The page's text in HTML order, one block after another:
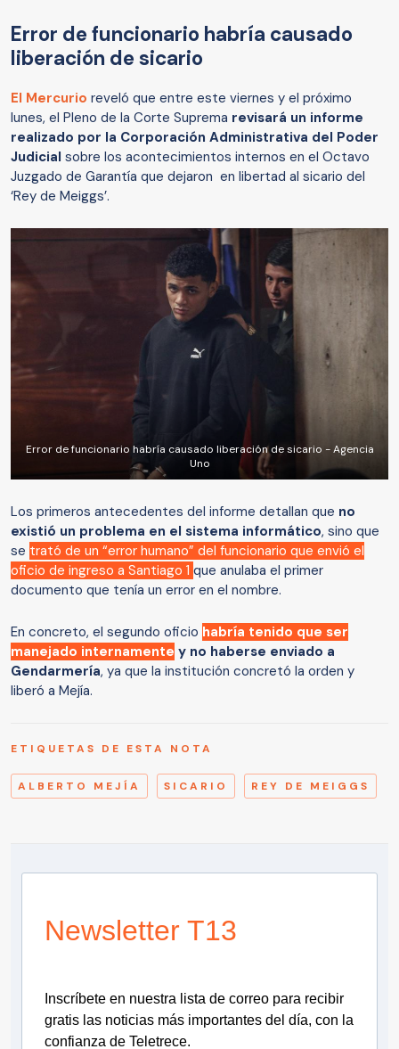
Error de funcionario habría causado
liberación de sicario
El Mercurio reveló que entre este viernes y el próximo
lunes, el Pleno de la Corte Suprema revisará un informe
realizado por la Corporación Administrativa del Poder
Judicial sobre los acontecimientos internos en el Octavo
Juzgado de Garantía que dejaron en libertad al sicario del
‘Rey de Meiggs’.
Error de funcionario habría causado liberación de sicario - Agencia
Uno
Los primeros antecedentes del informe detallan que no
existió un problema en el sistema informático, sino que
se trató de un “error humano” del funcionario que envió el
oficio de ingreso a Santiago 1 que anulaba el primer
documento que tenía un error en el nombre.
En concreto, el segundo oficio habría tenido que ser
manejado internamente y no haberse enviado a
Gendarmería, ya que la institución concretó la orden y
liberó a Mejía.
ETIQUETAS DE ESTA NOTA
ALBERTO MEJÍA SICARIO REY DE MEIGGS
Newsletter T13
Inscríbete en nuestra lista de correo para recibir
gratis las noticias más importantes del día, con la
confianza de Teletrece.